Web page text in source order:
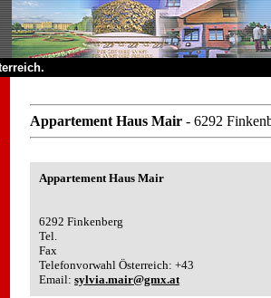
Appartement Haus Mair - 6292
Appartement Haus Mair
6292 Finkenberg
Tel.
Fax
Telefonvorwahl Österreich: +43
Email: sylvia.mair@gmx.at